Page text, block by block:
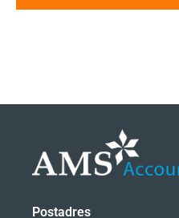
Postadres